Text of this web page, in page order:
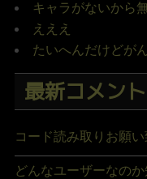
キャラがないから
えええ
たいへんだけどが
最新コメント
コード読み取りお願い
どんなユーザーなの